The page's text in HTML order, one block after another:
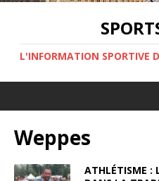
L'INFORMATION SPORTIVE
Weppes
ATHLÉTISME :